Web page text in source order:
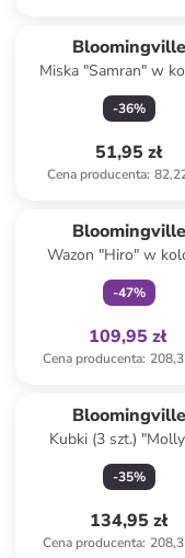
Bloomingville
Miska "Samran" w
kremowo-brązowym
cm
-36%
51,95 zł
Cena producenta:
Bloomingville
Wazon "Hiro" w
błękitnym - 17 x 21 x
-47%
109,95 zł
Cena producenta:
Bloomingville
Kubki (3 szt.)
kolorze niebieskim -
x Ø 9,5 cm
-35%
134,95 zł
Cena producenta: